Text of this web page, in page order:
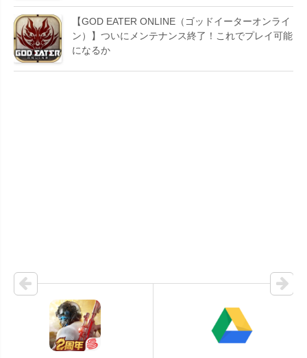
【GOD EATER ONLINE（ゴッドイーターオンライ
ン）】ついにメンテナンス終了！これでプレイ可能
になるか